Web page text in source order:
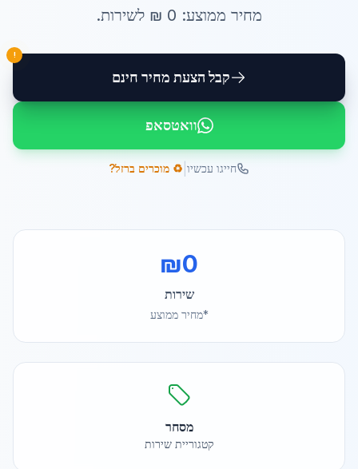
מחיר ממוצע: 0 ₪ לשירות.
קבל הצעת מחיר חינם
!
וואטסאפ
חייגו עכשיו ♻️ מוכרים ברזל?
₪0
שירות
*מחיר ממוצע
מסחר
קטגוריית שירות